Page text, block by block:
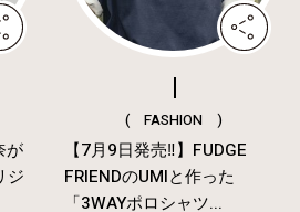
が
ジ
( FASHION )
【7月9日発売‼︎】FUDGE
FRIENDのUMIと作った
「3WAYポロシャツ...